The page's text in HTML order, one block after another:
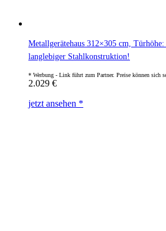
Metallgerätehaus 312×305 cm,
langlebiger Stahlkonstruktion!
2.029 €
jetzt ansehen *